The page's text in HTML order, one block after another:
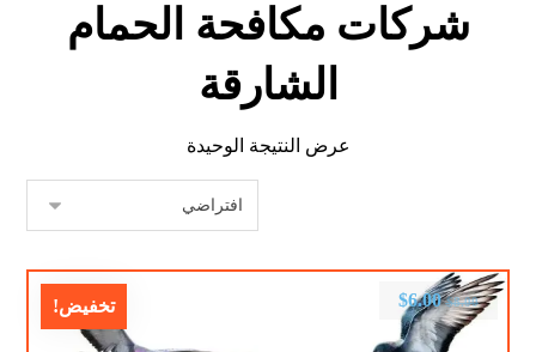
شركات مكافحة الحمام
الشارقة
عرض النتيجة الوحيدة
تخفيض! $8.00
$6.00